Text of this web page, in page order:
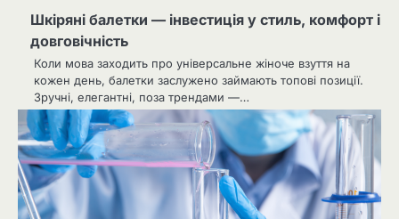
Шкіряні балетки — інвестиція у стиль, комфорт і
довговічність
Коли мова заходить про універсальне жіноче взуття на
кожен день, балетки заслужено займають топові позиції.
Зручні, елегантні, поза трендами —…